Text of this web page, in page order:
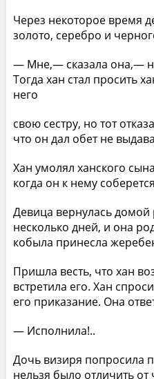
Через некоторое время
золото, серебро и
— Мне,— сказала она,—
Тогда хан стал просить
него
свою сестру, но тот
что он дал обет не
Хан умолял ханского
когда он к нему
Девица вернулась
несколько дней, и она
кобыла принесла
Пришла весть, что хан
встретила его. Хан
его приказание. Она
— Исполнила!..
Дочь визиря попросила
нельзя было отличить